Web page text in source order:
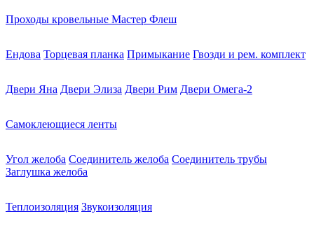
Проходы кровельные Мастер Флеш
Ендова Торцевая планка Примыкание Гвозди и рем. комплект
Двери Яна Двери Элиза Двери Рим Двери Омега-2
Самоклеющиеся ленты
Угол желоба Соединитель желоба Соединитель трубы
Заглушка желоба
Теплоизоляция Звукоизоляция